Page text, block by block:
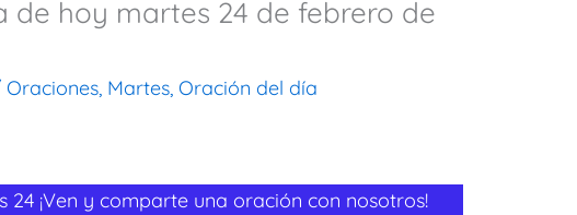
de hoy martes 24 de febrero de
Oraciones, Martes,Oración del día
¡Ven y comparte una oración con nosotros!